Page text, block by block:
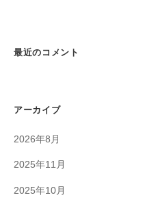
最近のコメント
アーカイブ
2026年8月
2025年11月
2025年10月